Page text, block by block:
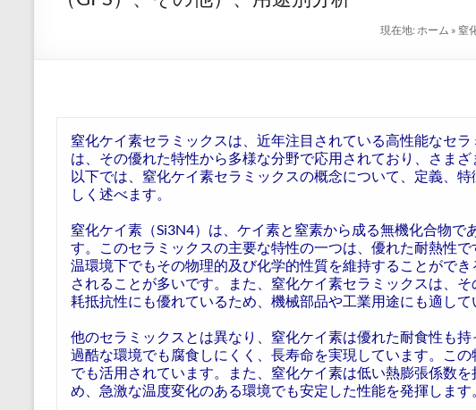
現在地: ホーム » 窒
窒化ケイ素セラミックスは、近年注目されている高性能なセ
は、その優れた特性から多様な分野で応用されており、さまざ
以下では、窒化ケイ素セラミックスの概念について、定義、
しく述べます。
窒化ケイ素（Si3N4）は、ケイ素と窒素から成る無機化合物で
す。このセラミックスの主要な特性の一つは、優れた耐熱性
温環境下でもその物理的及び化学的性質を維持することがで
されることが多いです。また、窒化ケイ素セラミックスは、
耗抵抗性にも優れているため、機械部品や工業用途にも適して
他のセラミックスとは異なり、窒化ケイ素は優れた耐食性も
過酷な環境でも腐食しにくく、長寿命を実現しています。こ
でも活用されています。また、窒化ケイ素は低い熱膨張係数
め、急激な温度変化のある環境でも安定した性能を発揮します